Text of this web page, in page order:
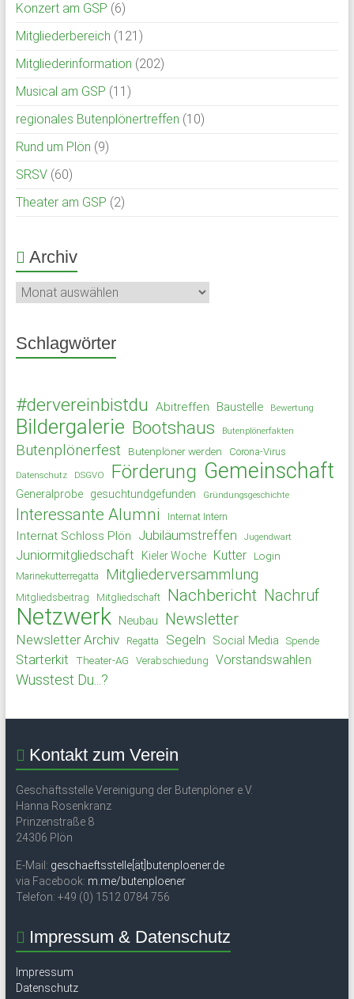
Konzert am GSP (6)
Mitgliederbereich (121)
Mitgliederinformation (202)
Musical am GSP (11)
regionales Butenplönertreffen (10)
Rund um Plön (9)
SRSV(60)
Theater am GSP (2)
Archiv
Archiv
Schlagwörter
#dervereinbistdu Abitreffen Baustelle Bewertung
Bildergalerie Bootshaus Butenplönerfakten
Butenplönerfest Butenplöner werden Corona-Virus
Datenschutz DSGVO Förderung Gemeinschaft
Generalprobe gesuchtundgefunden Gründungsgeschichte
Interessante Alumni Internat Intern
Internat Schloss Plön Jubiläumstreffen Jugendwart
Juniormitgliedschaft Kieler Woche Kutter Login
Marinekutterregatta Mitgliederversammlung
Mitgliedsbeitrag Mitgliedschaft Nachbericht Nachruf
Netzwerk Neubau Newsletter
Newsletter Archiv Regatta Segeln Social Media Spende
Starterkit Theater-AG Verabschiedung Vorstandswahlen
Wusstest Du...?
Kontakt zum Verein
Geschäftsstelle Vereinigung der Butenplöner e.V.
Hanna Rosenkranz
Prinzenstraße 8
24306 Plön
E-Mail: geschaeftsstelle[ät]butenploener.de
via Facebook: m.me/butenploener
Telefon: +49 (0) 1512 0784 756
Impressum & Datenschutz
Impressum
Datenschutz